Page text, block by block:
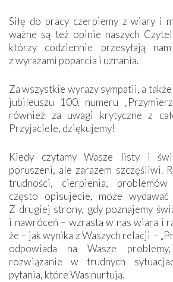
Siłę do pracy czerpiemy z wiary i
ważne są też opinie naszych
którzy codziennie przesyłają
z wyrazami poparcia i uznania.
Za wszystkie wyrazy sympatii, a
jubileuszu 100. numeru
również za uwagi krytyczne z
Przyjaciele, dziękujemy!
Kiedy czytamy Wasze listy i
poruszeni, ale zarazem szczęśliwi.
trudności, cierpienia,
często opisujecie, może wydawać
Z drugiej strony, gdy poznajemy
i nawróceń – wzrasta w nas wiara i
że – jak wynika z Waszych relacji –
odpowiada na Wasze
rozwiązanie w trudnych
pytania, które Was nurtują.